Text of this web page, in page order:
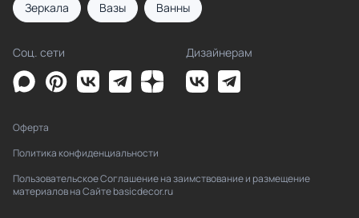
Зеркала Вазы Ванны
Соц. сети Дизайнерам
Оферта
Политика конфиденциальности
Пользовательское Соглашение на заимствование и размещение
материалов на Сайте basicdecor.ru